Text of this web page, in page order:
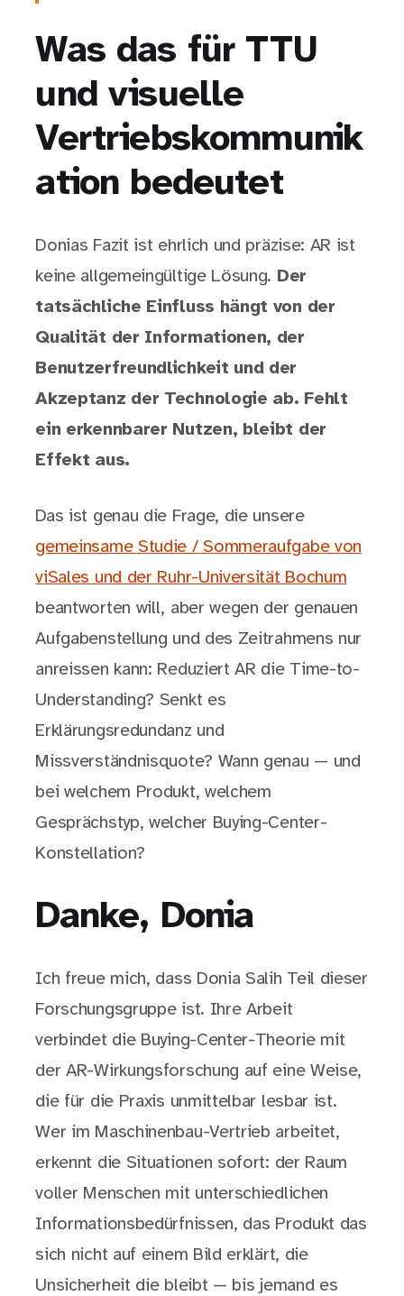
Was das für TTU
und visuelle
Vertriebskommunik
ation bedeutet
Donias Fazit ist ehrlich und präzise: AR ist
keine allgemeingültige Lösung. Der
tatsächliche Einfluss hängt von der
Qualität der Informationen, der
Benutzerfreundlichkeit und der
Akzeptanz der Technologie ab. Fehlt
ein erkennbarer Nutzen, bleibt der
Effekt aus.
Das ist genau die Frage, die unsere
gemeinsame Studie / Sommeraufgabe von
viSales und der Ruhr-Universität Bochum
beantworten will, aber wegen der genauen
Aufgabenstellung und des Zeitrahmens nur
anreissen kann: Reduziert AR die Time-to-
Understanding? Senkt es
Erklärungsredundanz und
Missverständnisquote? Wann genau — und
bei welchem Produkt, welchem
Gesprächstyp, welcher Buying-Center-
Konstellation?
Danke, Donia
Ich freue mich, dass Donia Salih Teil dieser
Forschungsgruppe ist. Ihre Arbeit
verbindet die Buying-Center-Theorie mit
der AR-Wirkungsforschung auf eine Weise,
die für die Praxis unmittelbar lesbar ist.
Wer im Maschinenbau-Vertrieb arbeitet,
erkennt die Situationen sofort: der Raum
voller Menschen mit unterschiedlichen
Informationsbedürfnissen, das Produkt das
sich nicht auf einem Bild erklärt, die
Unsicherheit die bleibt — bis jemand es